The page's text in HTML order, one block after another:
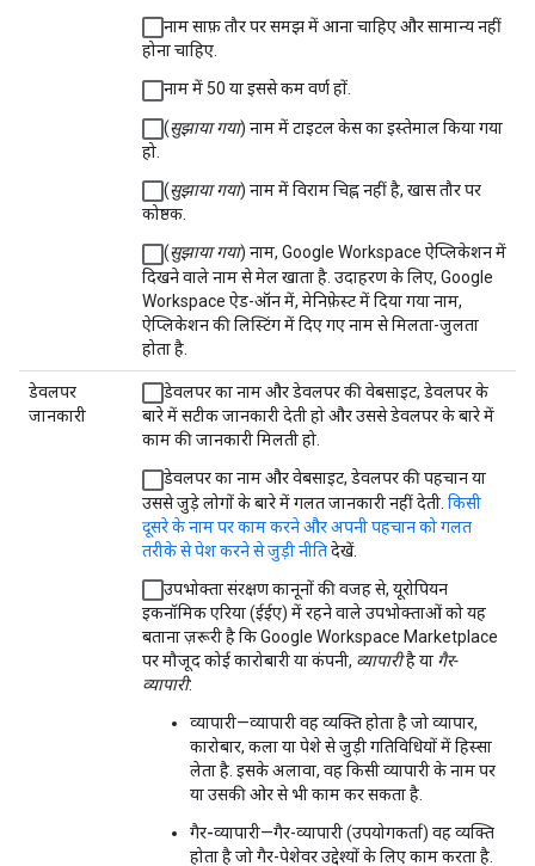
नाम साफ़ तौर पर समझ में आना चाहिए और सामान्य नहीं
होना चाहिए.
नाम में 50 या इससे कम वर्ण हों.
(सुझाया गया) नाम में टाइटल केस का इस्तेमाल किया गया
हो.
(सुझाया गया) नाम में विराम चिह्न नहीं है, खास तौर पर
कोष्ठक.
(सुझाया गया) नाम, Google Workspace ऐप्लिकेशन में
दिखने वाले नाम से मेल खाता है. उदाहरण के लिए, Google
Workspace ऐड-ऑन में, मेनिफ़ेस्ट में दिया गया नाम,
ऐप्लिकेशन की लिस्टिंग में दिए गए नाम से मिलता-जुलता
होता है.
डेवलपर
जानकारी
डेवलपर का नाम और डेवलपर की वेबसाइट, डेवलपर के
बारे में सटीक जानकारी देती हो और उससे डेवलपर के बारे में
काम की जानकारी मिलती हो.
डेवलपर का नाम और वेबसाइट, डेवलपर की पहचान या
उससे जुड़े लोगों के बारे में गलत जानकारी नहीं देती. किसी
दूसरे के नाम पर काम करने और अपनी पहचान को गलत
तरीके से पेश करने से जुड़ी नीतिदेखें.
उपभोक्ता संरक्षण कानूनों की वजह से, यूरोपियन
इकनॉमिक एरिया (ईईए) में रहने वाले उपभोक्ताओं को यह
बताना ज़रूरी है कि Google Workspace Marketplace
पर मौजूद कोई कारोबारी या कंपनी, व्यापारीहै या गैर-
व्यापारी:
व्यापारी—व्यापारी वह व्यक्ति होता है जो व्यापार,
कारोबार, कला या पेशे से जुड़ी गतिविधियों में हिस्सा
लेता है. इसके अलावा, वह किसी व्यापारी के नाम पर
या उसकी ओर से भी काम कर सकता है.
गैर-व्यापारी—गैर-व्यापारी (उपयोगकर्ता) वह व्यक्ति
होता है जो गैर-पेशेवर उद्देश्यों के लिए काम करता है.